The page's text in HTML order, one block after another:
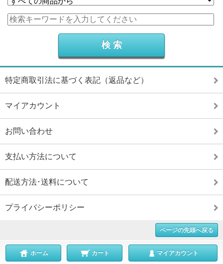
特定商取引法に基づく表記（返品など）
マイアカウント
お問い合わせ
支払い方法について
配送方法･送料について
プライバシーポリシー
ページの先頭へ戻る
ホーム カート マイアカウント